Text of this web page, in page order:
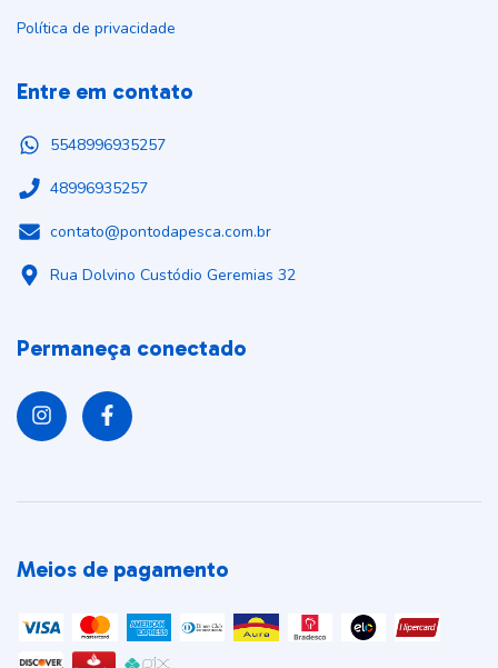
Política de privacidade
Entre em contato
5548996935257
48996935257
contato@pontodapesca.com.br
Rua Dolvino Custódio Geremias 32
Permaneça conectado
Meios de pagamento